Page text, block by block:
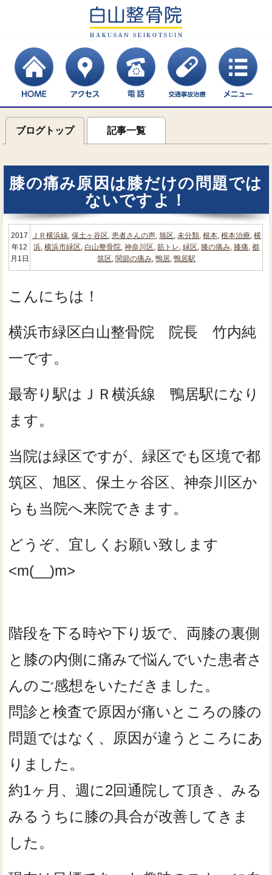
ブログトップ 記事一覧
膝の痛み原因は膝だけの問題では
ないですよ！
2017
年12
月1日
ＪＲ横浜線,保土ヶ谷区,患者さんの声,旭区,未分類,根本,根本治療,横
浜,横浜市緑区, 白山整骨院,神奈川区,筋トレ,緑区, 膝の痛み, 膝痛,都
筑区, 関節の痛み,鴨居,鴨居駅
こんにちは！
横浜市緑区白山整骨院 院長 竹内純
一です。
最寄り駅はＪＲ横浜線 鴨居駅になり
ます。
当院は緑区ですが、緑区でも区境で都
筑区、旭区、保土ヶ谷区、神奈川区か
らも当院へ来院できます。
どうぞ、宜しくお願い致します
<m(__)m>
階段を下る時や下り坂で、両膝の裏側
と膝の内側に痛みで悩んでいた患者さ
んのご感想をいただきました。
問診と検査で原因が痛いところの膝の
問題ではなく、原因が違うところにあ
りました。
約1ヶ月、週に2回通院して頂き、みる
みるうちに膝の具合が改善してきま
した。